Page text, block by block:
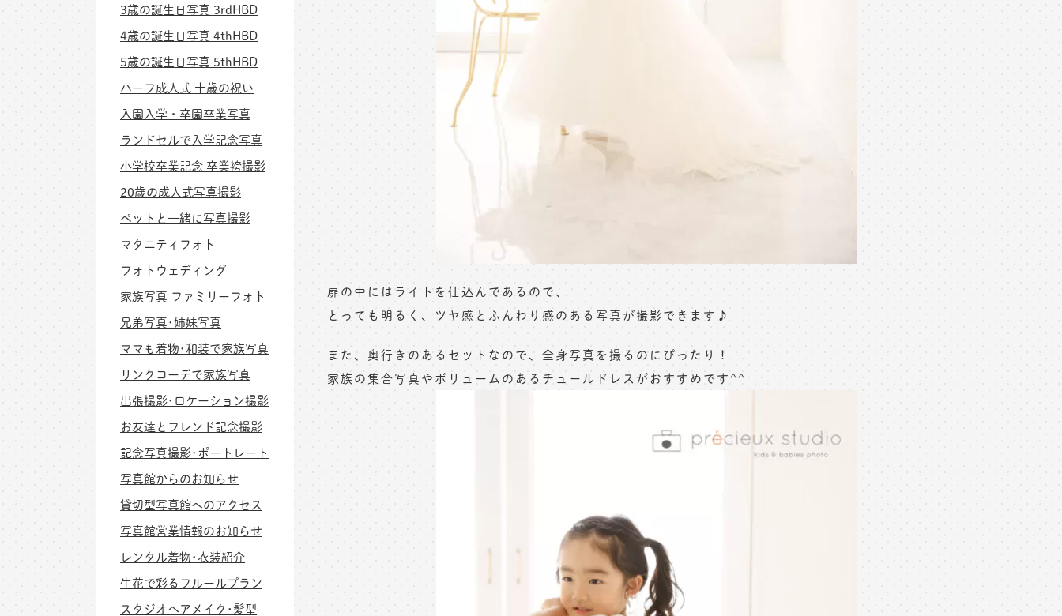
扉の中にはライトを仕込んであるので、
とっても明るく、ツヤ感とふんわり感のある写真が撮影できます♪
また、奥行きのあるセットなので、全身写真を撮るのにぴったり！
家族の集合写真やボリュームのあるチュールドレスがおすすめです^^
3歳の誕生日写真 3rdHBD
4歳の誕生日写真 4thHBD
5歳の誕生日写真 5thHBD
ハーフ成人式 十歳の祝い
入園入学・卒園卒業写真
ランドセルで入学記念写真
小学校卒業記念 卒業袴撮影
20歳の成人式写真撮影
ペットと一緒に写真撮影
マタニティフォト
フォトウェディング
家族写真 ファミリーフォト
兄弟写真･姉妹写真
ママも着物･和装で家族写真
リンクコーデで家族写真
出張撮影･ロケーション撮影
お友達とフレンド記念撮影
記念写真撮影･ポートレート
写真館からのお知らせ
貸切型写真館へのアクセス
写真館営業情報のお知らせ
レンタル着物･衣装紹介
生花で彩るフルールプラン
スタジオヘアメイク･髪型